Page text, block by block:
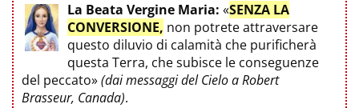
La Beata Vergine Maria: «SENZA LA
CONVERSIONE, non potrete attraversare
questo diluvio di calamità che purificherà
questa Terra, che subisce le conseguenze
del peccato»(dai messaggi del Cielo a Robert
Brasseur, Canada).